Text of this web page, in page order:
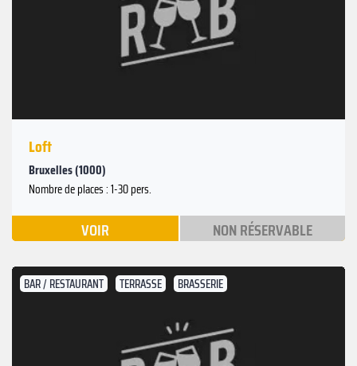
Loft
Bruxelles (1000)
Nombre de places : 1-30 pers.
VOIR NON RÉSERVABLE
BAR / RESTAURANT TERRASSE BRASSERIE